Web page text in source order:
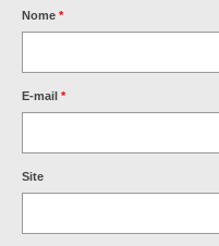
Nome *
E-mail *
Site